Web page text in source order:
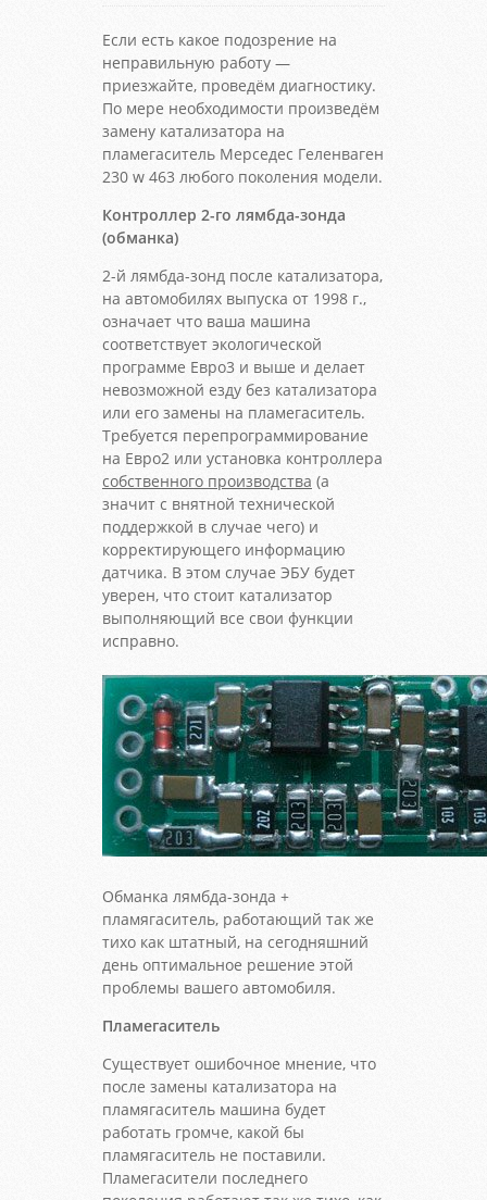
Если есть какое подозрение на
неправильную работу —
приезжайте, проведём диагностику.
По мере необходимости произведём
замену катализатора на
пламегаситель Мерседес Геленваген
230 w 463 любого поколения модели.
Контроллер 2-го лямбда-зонда
(обманка)
2-й лямбда-зонд после катализатора,
на автомобилях выпуска от 1998 г.,
означает что ваша машина
соответствует экологической
программе Евро3 и выше и делает
невозможной езду без катализатора
или его замены на пламегаситель.
Требуется перепрограммирование
на Евро2 или установка контроллера
собственного производства (а
значит с внятной технической
поддержкой в случае чего) и
корректирующего информацию
датчика. В этом случае ЭБУ будет
уверен, что стоит катализатор
выполняющий все свои функции
исправно.
Обманка лямбда-зонда +
пламягаситель, работающий так же
тихо как штатный, на сегодняшний
день оптимальное решение этой
проблемы вашего автомобиля.
Пламегаситель
Существует ошибочное мнение, что
после замены катализатора на
пламягаситель машина будет
работать громче, какой бы
пламягаситель не поставили.
Пламегасители последнего